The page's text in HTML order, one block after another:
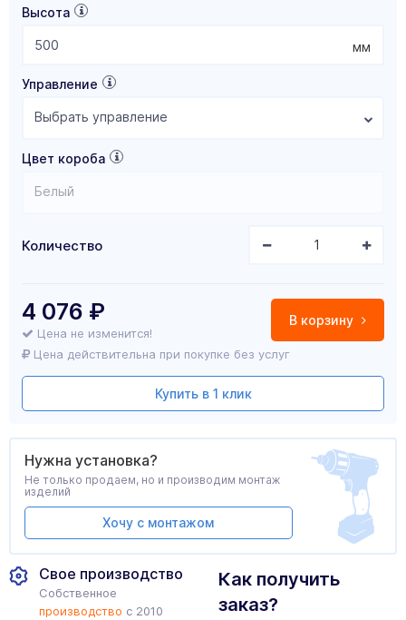
Высота
мм
Управление
Выбрать управление
Цвет короба
Белый
Количество
В корзину
4 076 ₽
Цена не изменится!
Цена действительна при покупке без услуг
Купить в 1 клик
Свое производство
Собственное
производство с 2010
Как получить
заказ?
Нужна установка?
Не только продаем, но и производим монтаж
изделий
Хочу с монтажом